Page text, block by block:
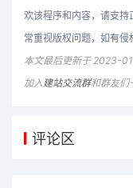
欢该程序和内容，请支
常重视版权问题，如有侵
本文最后更新于 2023-
加入建站交流群和群友们
评论区